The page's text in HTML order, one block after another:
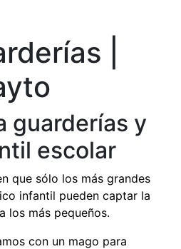
|
guarderías y
escolar
que sólo los más grandes
infantil pueden captar la
los más pequeños.
con un mago para